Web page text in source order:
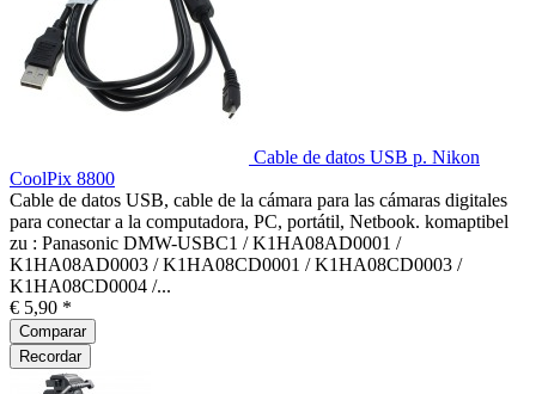
Cable de datos USB p. Nikon
CoolPix 8800
Cable de datos USB, cable de la cámara para las cámaras digitales
para conectar a la computadora, PC, portátil, Netbook. komaptibel
zu : Panasonic DMW-USBC1 / K1HA08AD0001 /
K1HA08AD0003 / K1HA08CD0001 / K1HA08CD0003 /
K1HA08CD0004 /...
€ 5,90 *
Comparar
Recordar